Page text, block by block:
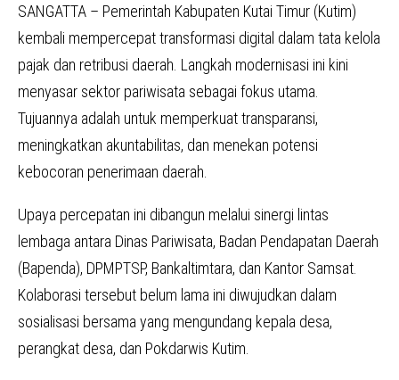
SANGATTA – Pemerintah Kabupaten Kutai Timur (Kutim)
kembali mempercepat transformasi digital dalam tata kelola
pajak dan retribusi daerah. Langkah modernisasi ini kini
menyasar sektor pariwisata sebagai fokus utama.
Tujuannya adalah untuk memperkuat transparansi,
meningkatkan akuntabilitas, dan menekan potensi
kebocoran penerimaan daerah.
Upaya percepatan ini dibangun melalui sinergi lintas
lembaga antara Dinas Pariwisata, Badan Pendapatan Daerah
(Bapenda), DPMPTSP, Bankaltimtara, dan Kantor Samsat.
Kolaborasi tersebut belum lama ini diwujudkan dalam
sosialisasi bersama yang mengundang kepala desa,
perangkat desa, dan Pokdarwis Kutim.